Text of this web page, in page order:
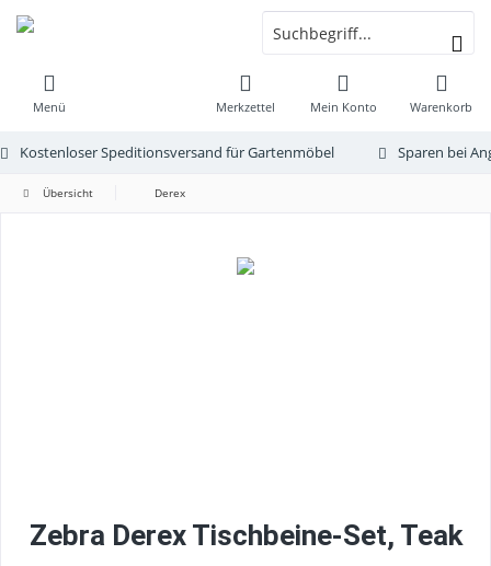
Menü Warenkorb
Merkzettel Mein Konto
Kostenloser Speditionsversand für Gartenmöbel Sparen bei
Übersicht Derex
Zebra Derex Tischbeine-Set, Teak